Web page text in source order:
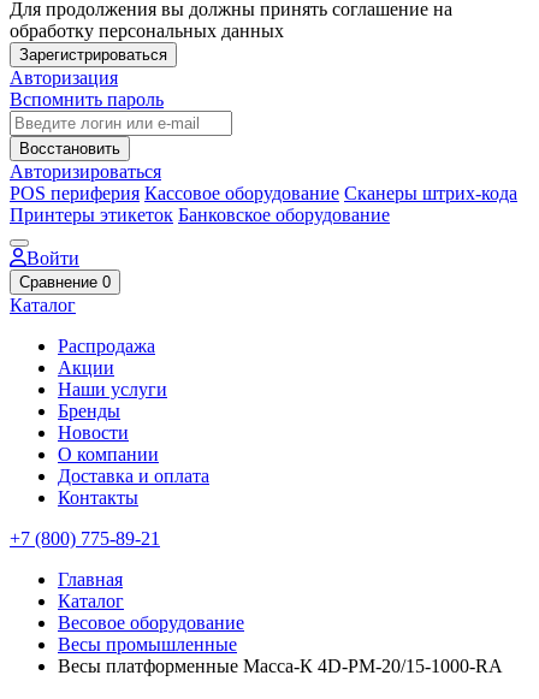
Для продолжения вы должны принять соглашение на
обработку персональных данных
Зарегистрироваться
Авторизация
Вспомнить пароль
Восстановить
Авторизироваться
POS периферия Кассовое оборудование Сканеры штрих-кода
Принтеры этикеток Банковское оборудование
Войти
Сравнение 0
Каталог
Распродажа
Акции
Наши услуги
Бренды
Новости
О компании
Доставка и оплата
Контакты
+7 (800) 775-89-21
Главная
Каталог
Весовое оборудование
Весы промышленные
Весы платформенные Масса-К 4D-PM-20/15-1000-RA